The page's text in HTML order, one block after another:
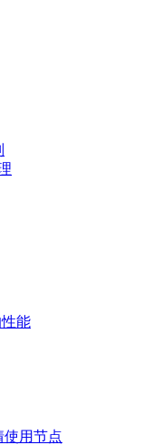
性能
使用节点